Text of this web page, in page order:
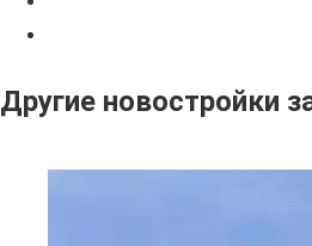
Другие новостройки